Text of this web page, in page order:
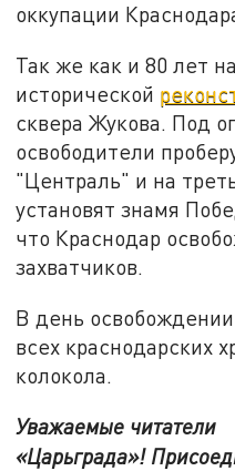
оккупации
Так же как и 80 лет
исторической
сквера Жукова. Под
освободители
"Централь" и на
установят знамя
что Краснодар
захватчиков.
В день
всех краснодарских
колокола.
Уважаемые читатели
«Царьграда»!